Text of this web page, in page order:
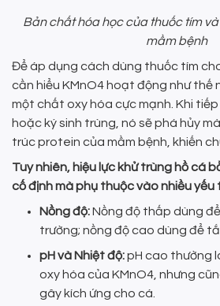
Bản chất hóa học của thuốc tím
mầm bệnh
Để áp dụng cách dùng thuốc tím
cần hiểu KMnO4 hoạt động như thế
một chất oxy hóa cực mạnh. Khi tiếp
hoặc ký sinh trùng, nó sẽ phá hủy
trúc protein của mầm bệnh, khiến
Tuy nhiên, hiệu lực khử trùng hồ cá
cố định mà phụ thuộc vào nhiều yếu
Nồng độ:Nồng độ thấp dùng
trường; nồng độ cao dùng để
pH và Nhiệt độ:pH cao thường
oxy hóa của KMnO4, nhưng
gây kích ứng cho cá.